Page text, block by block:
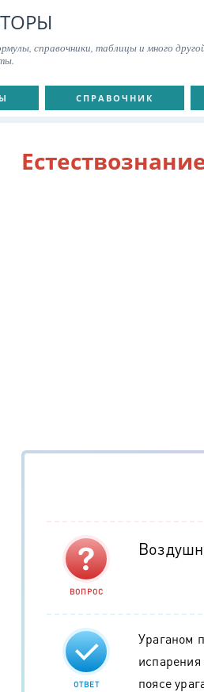
справочники, таблицы и много
СПРАВОЧНИК
ВОПРОС
ОТВЕТ
Ураганом
поясе